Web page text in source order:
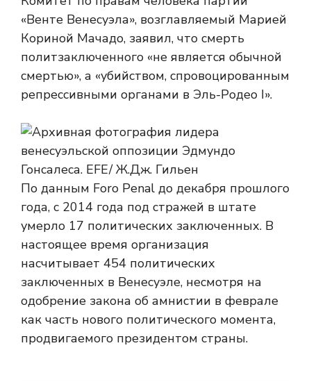
«Венте Венесуэла», возглавляемый Марией
Кориной Мачадо, заявил, что смерть
политзаключенного «не является обычной
смертью», а «убийством, спровоцированным
репрессивными органами в Эль-Родео I».
По данным Foro Penal до декабря прошлого
года, с 2014 года под стражей в штате
умерло 17 политических заключенных. В
настоящее время организация
насчитывает 454 политических
заключенных в Венесуэле, несмотря на
одобрение закона об амнистии в феврале
как часть нового политического момента,
продвигаемого президентом страны.